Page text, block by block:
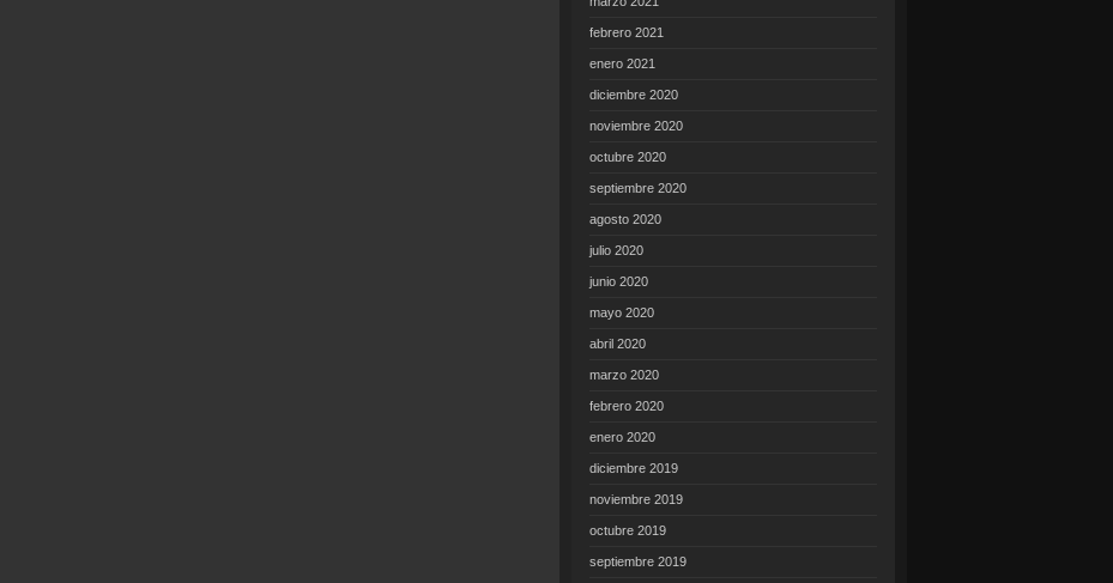
febrero 2021
enero 2021
diciembre 2020
noviembre 2020
octubre 2020
septiembre 2020
agosto 2020
julio 2020
junio 2020
mayo 2020
abril 2020
marzo 2020
febrero 2020
enero 2020
diciembre 2019
noviembre 2019
octubre 2019
septiembre 2019